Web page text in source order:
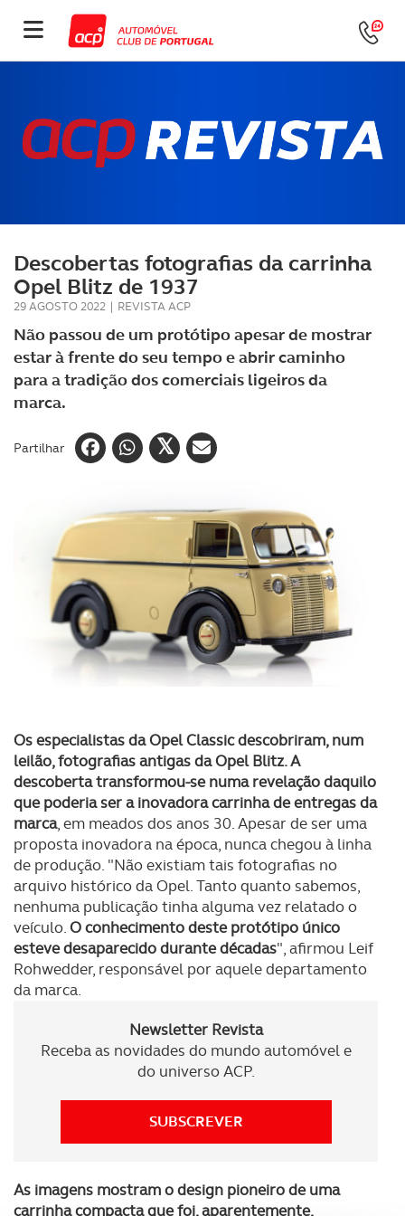
Descobertas fotografias da carrinha
Opel Blitz de 1937
29 AGOSTO 2022 | REVISTA ACP
Não passou de um protótipo apesar de mostrar
estar à frente do seu tempo e abrir caminho
para a tradição dos comerciais ligeiros da
marca.
Partilhar
Os especialistas da Opel Classic descobriram, num
leilão, fotografias antigas da Opel Blitz. A
descoberta transformou-se numa revelação daquilo
que poderia ser a inovadora carrinha de entregas da
marca, em meados dos anos 30. Apesar de ser uma
proposta inovadora na época, nunca chegou à linha
de produção. "Não existiam tais fotografias no
arquivo histórico da Opel. Tanto quanto sabemos,
nenhuma publicação tinha alguma vez relatado o
veículo.O conhecimento deste protótipo único
esteve desaparecido durante décadas", afirmou Leif
Rohwedder, responsável por aquele departamento
da marca.
Newsletter Revista
Receba as novidades do mundo automóvel e
do universo ACP.
SUBSCREVER
As imagens mostram o design pioneiro de uma
carrinha compacta que foi, aparentemente,